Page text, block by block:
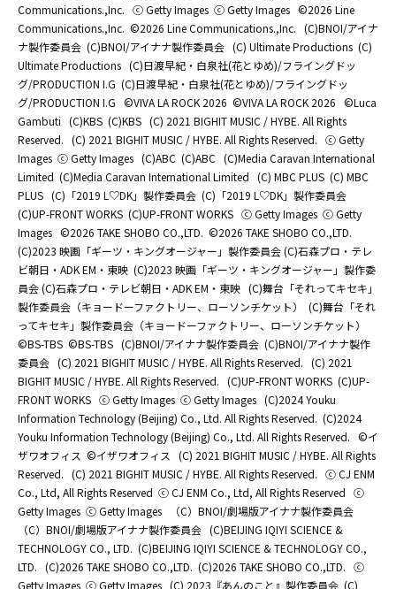
Communications.,Inc. ⓒ Getty Images ⓒ Getty Images ©2026 Line
Communications.,Inc. ©2026 Line Communications.,Inc. (C)BNOI/アイナ
ナ製作委員会 (C)BNOI/アイナナ製作委員会 (C) Ultimate Productions (C)
Ultimate Productions (C)日渡早紀・白泉社(花とゆめ)/フライングドッ
グ/PRODUCTION I.G (C)日渡早紀・白泉社(花とゆめ)/フライングドッ
グ/PRODUCTION I.G ©️VIVA LA ROCK 2026 ©️VIVA LA ROCK 2026 ©Luca
Gambuti (C)KBS (C)KBS (C) 2021 BIGHIT MUSIC / HYBE. All Rights
Reserved. (C) 2021 BIGHIT MUSIC / HYBE. All Rights Reserved. ⓒ Getty
Images ⓒ Getty Images (C)ABC (C)ABC (C)Media Caravan International
Limited (C)Media Caravan International Limited (C) MBC PLUS (C) MBC
PLUS (C)「2019 L♡DK」製作委員会 (C)「2019 L♡DK」製作委員会
(C)UP-FRONT WORKS (C)UP-FRONT WORKS ⓒ Getty Images ⓒ Getty
Images ©2026 TAKE SHOBO CO.,LTD. ©2026 TAKE SHOBO CO.,LTD.
(C)2023 映画「ギーツ・キングオージャー」製作委員会 (C)石森プロ・テレ
ビ朝日・ADK EM・東映 (C)2023 映画「ギーツ・キングオージャー」製作委
員会 (C)石森プロ・テレビ朝日・ADK EM・東映 (C)舞台「それってキセキ」
製作委員会（キョードーファクトリー、ローソンチケット）
(C)舞台「それ
ってキセキ」製作委員会（キョードーファクトリー、ローソンチケット）
©BS-TBS ©BS-TBS (C)BNOI/アイナナ製作委員会 (C)BNOI/アイナナ製作
委員会 (C) 2021 BIGHIT MUSIC / HYBE. All Rights Reserved. (C) 2021
BIGHIT MUSIC / HYBE. All Rights Reserved. (C)UP-FRONT WORKS (C)UP-
FRONT WORKS ⓒ Getty Images ⓒ Getty Images (C)2024 Youku
Information Technology (Beijing) Co., Ltd. All Rights Reserved. (C)2024
Youku Information Technology (Beijing) Co., Ltd. All Rights Reserved. ©イ
ザワオフィス ©イザワオフィス (C) 2021 BIGHIT MUSIC / HYBE. All Rights
Reserved. (C) 2021 BIGHIT MUSIC / HYBE. All Rights Reserved. ⓒ CJ ENM
Co., Ltd, All Rights Reserved ⓒ CJ ENM Co., Ltd, All Rights Reserved ⓒ
Getty Images ⓒ Getty Images
（C）BNOI/劇場版アイナナ製作委員会
（C）BNOI/劇場版アイナナ製作委員会 (C)BEIJING IQIYI SCIENCE &
TECHNOLOGY CO., LTD. (C)BEIJING IQIYI SCIENCE & TECHNOLOGY CO.,
LTD. (C)2026 TAKE SHOBO CO.,LTD. (C)2026 TAKE SHOBO CO.,LTD. ⓒ
Getty Images ⓒ Getty Images (C) 2023『あんのこと』製作委員会 (C)